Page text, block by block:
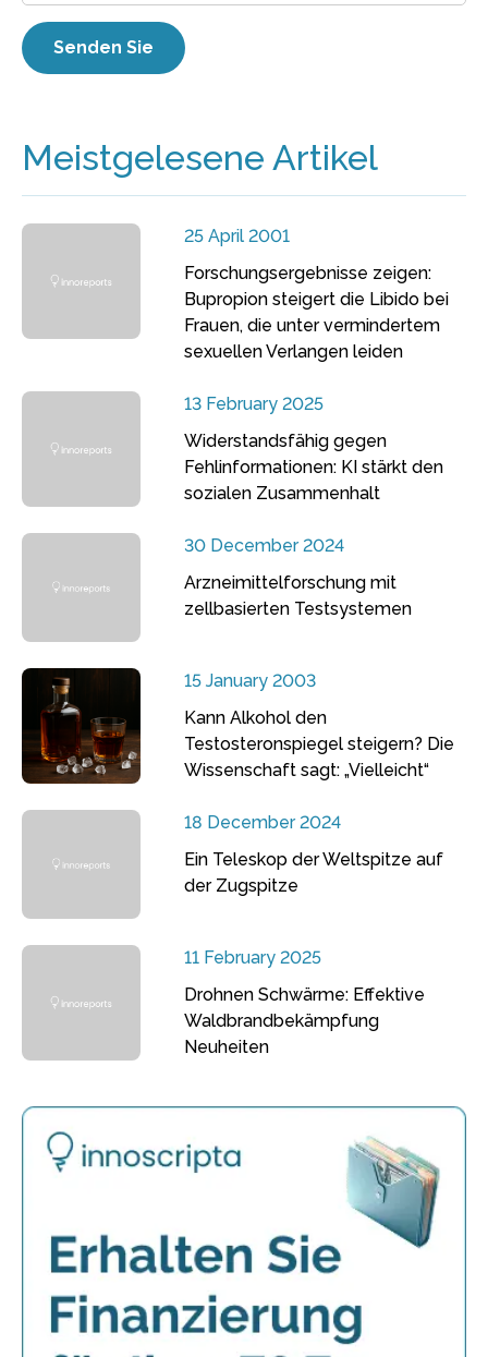
Meistgelesene Artikel
25 April 2001
Forschungsergebnisse zeigen:
Bupropion steigert die Libido bei
Frauen, die unter vermindertem
sexuellen Verlangen leiden
13 February 2025
Widerstandsfähig gegen
Fehlinformationen: KI stärkt den
sozialen Zusammenhalt
30 December 2024
Arzneimittelforschung mit
zellbasierten Testsystemen
15 January 2003
Kann Alkohol den
Testosteronspiegel steigern? Die
Wissenschaft sagt: „Vielleicht“
18 December 2024
Ein Teleskop der Weltspitze auf
der Zugspitze
11 February 2025
Drohnen Schwärme: Effektive
Waldbrandbekämpfung
Neuheiten